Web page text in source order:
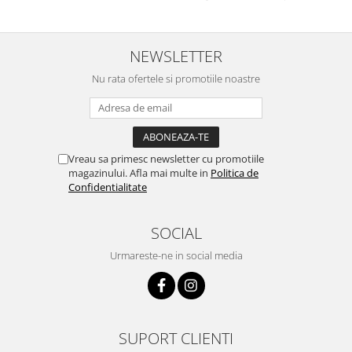
purtam cu drag la aniversate
NEWSLETTER
Nu rata ofertele si promotiile noastre
Vreau sa primesc newsletter cu promotiile
magazinului. Afla mai multe in Politica de
Confidentialitate
SOCIAL
Urmareste-ne in social media
SUPORT CLIENTI